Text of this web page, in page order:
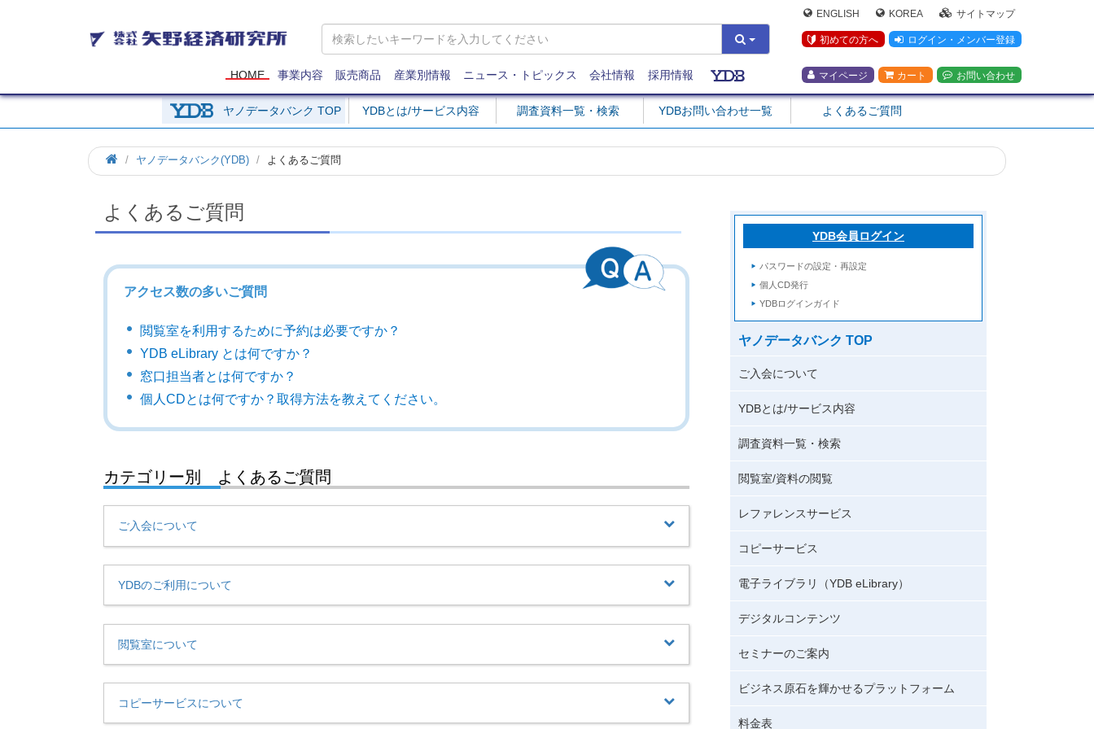
矢
野
研
究
所
ENGLISH KOREA サイトマップ
初めての方へ ログイン・メンバー登録
マイページ カート お問い合わせ
HOME 事業内容 販売商品 産業別情報 ニュース・トピックス 会社情報 採用情報
ヤノデータバンク TOP YDBとは/サービス内容 調査資料一覧・検索 YDBお問い合わせ一覧 よくあるご質問
ヤノデータバンク(YDB) よくあるご質問
よくあるご質問
アクセス数の多いご質問
閲覧室を利用するために予約は必要ですか？
YDB eLibrary とは何ですか？
窓口担当者とは何ですか？
個人CDとは何ですか？取得方法を教えてください。
カテゴリー別 よくあるご質問
ご入会について
YDBのご利用について
閲覧室について
コピーサービスについて
YDB会員ログイン
パスワードの設定・再設定
個人CD発行
YDBログインガイド
ヤノデータバンク TOP
ご入会について
YDBとは/サービス内容
調査資料一覧・検索
閲覧室/資料の閲覧
レファレンスサービス
コピーサービス
電子ライブラリ（YDB eLibrary）
デジタルコンテンツ
セミナーのご案内
ビジネス原石を輝かせるプラットフォーム
料金表